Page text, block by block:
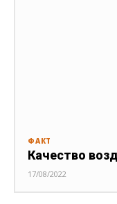
ФАКТ
Качество
17/08/2022